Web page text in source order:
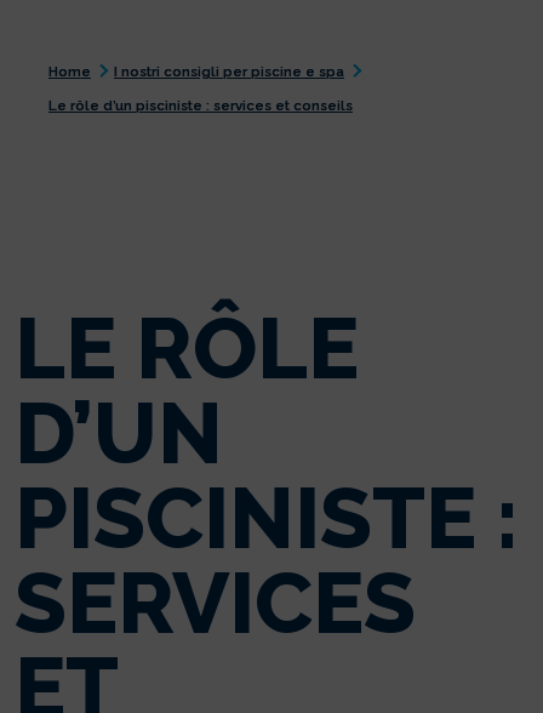
Home
I nostri consigli per piscine e spa
Le rôle d’un pisciniste : services et conseils
LE RÔLE
D’UN
PISCINISTE :
SERVICES
ET